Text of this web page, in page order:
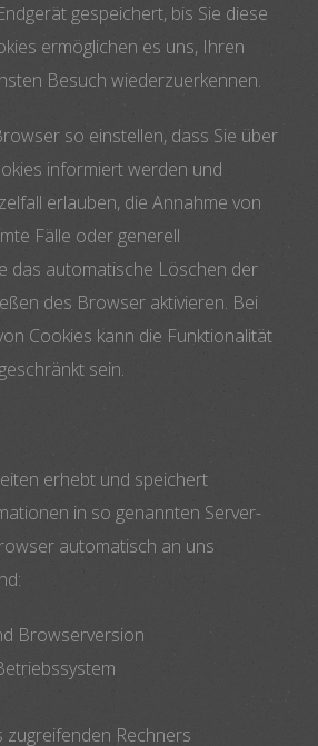
gespeichert, bis Sie diese
ermöglichen es uns, Ihren
Besuch wiederzuerkennen.
so einstellen, dass Sie über
informiert werden und
erlauben, die Annahme von
Fälle oder generell
das automatische Löschen der
des Browser aktivieren. Bei
Cookies kann die Funktionalität
sein.
erhebt und speichert
in so genannten Server-
automatisch an uns
Browserversion
zugreifenden Rechners